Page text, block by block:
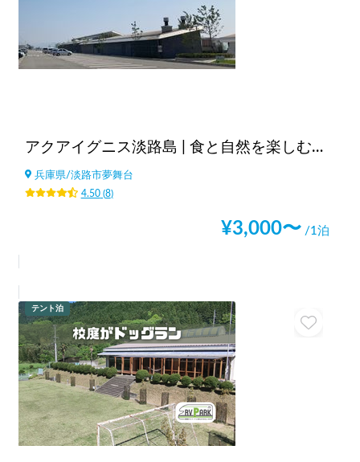
アクアイグニス淡路島 | 食と自然を楽しむ複合型温泉リゾート/天然温泉/水着温泉/サウナ/レンタサイクル/大阪から1h/神戸から30分/淡路ICから5分
兵庫県/淡路市夢舞台
4.50(8)
¥3,000〜 /1泊
テント泊